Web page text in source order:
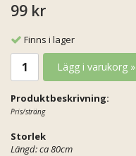
99 kr
Finns i lager
Lägg i varukorg »
Produktbeskrivning:
Pris/sträng
Storlek
Längd: ca 80cm